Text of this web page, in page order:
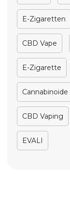
E-Zigaretten
CBD Vape
E-Zigarette
Cannabinoide
CBD Vaping
EVALI